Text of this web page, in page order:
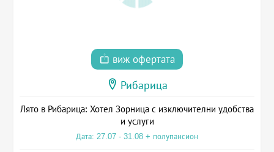
виж офертата
Рибарица
Лято в Рибарица: Хотел Зорница с изключителни удобства
и услуги
Дата: 27.07 - 31.08 + полупансион